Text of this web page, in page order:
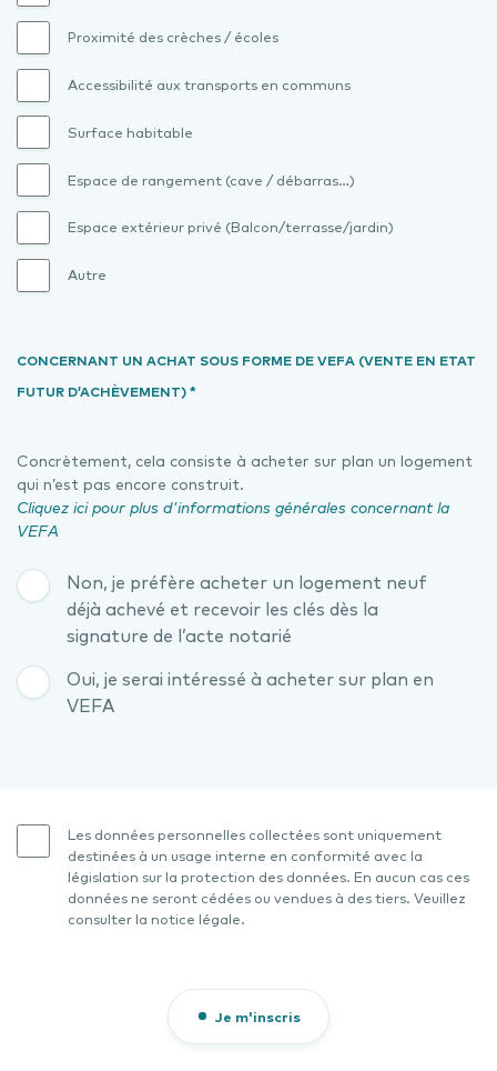
Proximité des crèches / écoles
Accessibilité aux transports en communs
Surface habitable
Espace de rangement (cave / débarras…)
Espace extérieur privé (Balcon/terrasse/jardin)
Autre
CONCERNANT UN ACHAT SOUS FORME DE VEFA (VENTE EN ETAT
FUTUR D’ACHÈVEMENT) *
Concrètement, cela consiste à acheter sur plan un logement
qui n’est pas encore construit.
Cliquez ici pour plus d'informations générales concernant la
VEFA
Non, je préfère acheter un logement neuf
déjà achevé et recevoir les clés dès la
signature de l’acte notarié
Oui, je serai intéressé à acheter sur plan en
VEFA
Les données personnelles collectées sont uniquement
destinées à un usage interne en conformité avec la
législation sur la protection des données. En aucun cas ces
données ne seront cédées ou vendues à des tiers. Veuillez
consulter la notice légale.
Je m'inscris